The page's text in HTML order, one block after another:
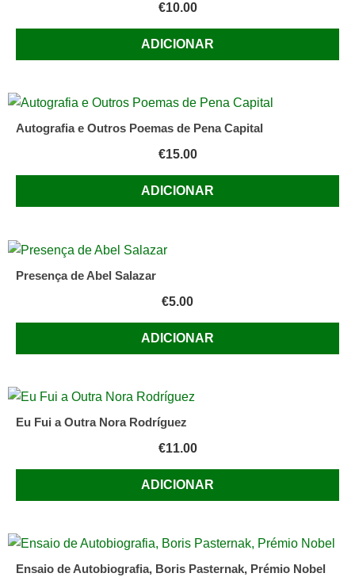
€10.00
ADICIONAR
Autografia e Outros Poemas de Pena Capital
€15.00
ADICIONAR
Presença de Abel Salazar
€5.00
ADICIONAR
Eu Fui a Outra Nora Rodríguez
€11.00
ADICIONAR
Ensaio de Autobiografia, Boris Pasternak, Prémio Nobel